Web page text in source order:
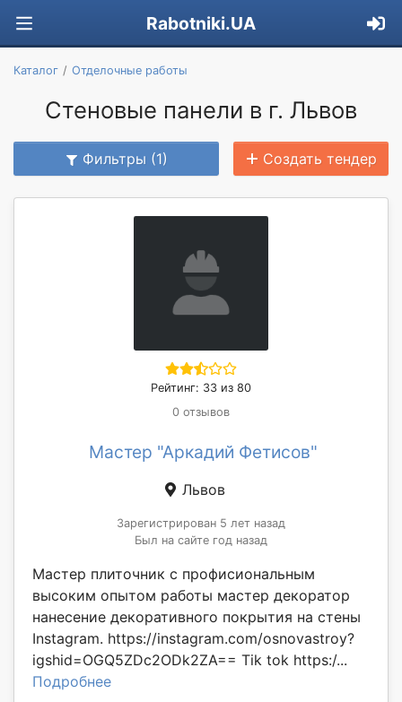
Rabotniki.UA
Каталог Отделочные работы
Стеновые панели в г. Львов
Фильтры (1) Создать тендер
Рейтинг: 33 из 80
0 отзывов
Мастер "Аркадий Фетисов"
Львов
Зарегистрирован 5 лет назад
Был на сайте год назад
Мастер плиточник с профисиональным
высоким опытом работы мастер декоратор
нанесение декоративного покрытия на стены
Instagram. https://instagram.com/osnovastroy?
igshid=OGQ5ZDc2ODk2ZA== Tik tok https:/...
Подробнее